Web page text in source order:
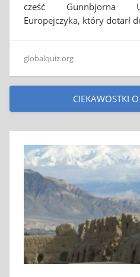
cześć Gunnbjorna
Europejczyka, który dotarł
globalquiz.org
CIEKAWOSTKI